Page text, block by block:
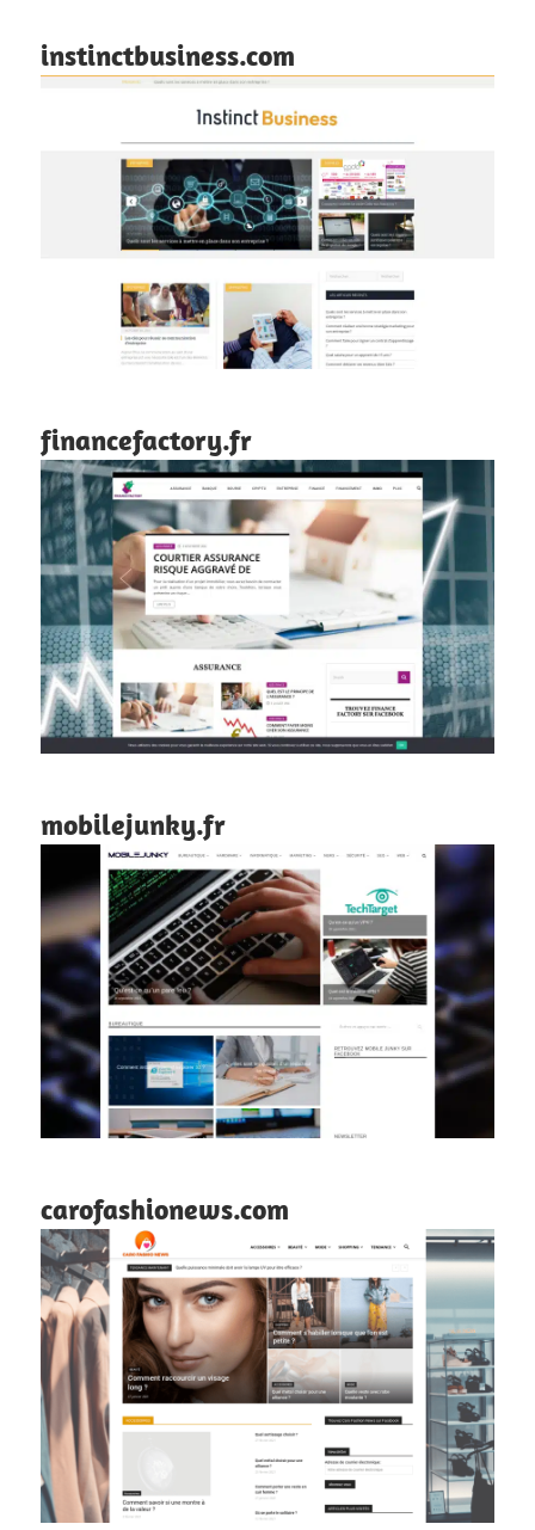
instinctbusiness.com
financefactory.fr
mobilejunky.fr
carofashionews.com